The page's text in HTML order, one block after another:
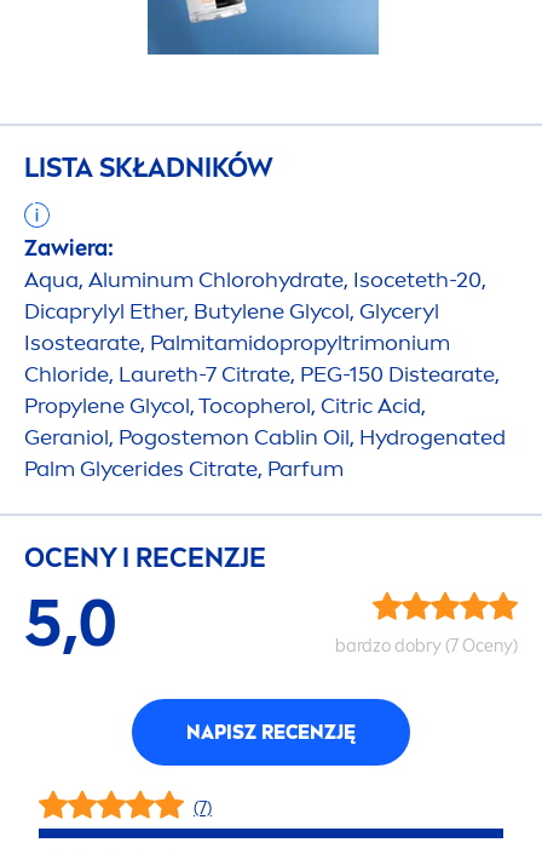
LISTA SKŁADNIKÓW
Zawiera:
Aqua, Aluminum Chlorohydrate, Isoceteth-20,
Dicaprylyl Ether, Butylene Glycol, Glyceryl
Isostearate, Palmitamidopropyltrimonium
Chloride, Laureth-7 Citrate, PEG-150 Distearate,
Propylene Glycol, Tocopherol, Citric Acid,
Geraniol, Pogostemon Cablin Oil, Hydrogenated
Palm Glycerides Citrate, Parfum
OCENY I RECENZJE
5,0 bardzo dobry (7 Oceny)
NAPISZ RECENZJĘ
(7)